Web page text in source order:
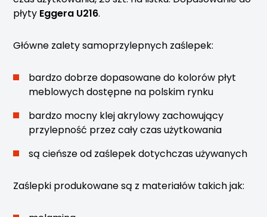
płyty Eggera U216.
Główne zalety samoprzylepnych zaślepek:
bardzo dobrze dopasowane do kolorów płyt
meblowych dostępne na polskim rynku
bardzo mocny klej akrylowy zachowujący
przylepność przez cały czas użytkowania
są cieńsze od zaślepek dotychczas używanych
Zaślepki produkowane są z materiałów takich jak: